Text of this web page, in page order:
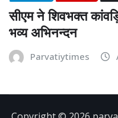
सीएम ने शिवभक्त
भव्य अभिनन्दन
Parvatiytimes